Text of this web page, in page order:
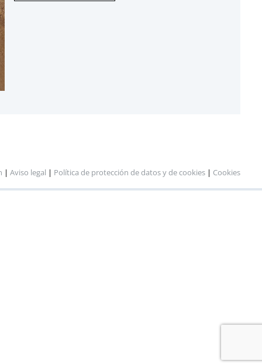
| Aviso legal | Política de protección de datos y de cookies | Cookies